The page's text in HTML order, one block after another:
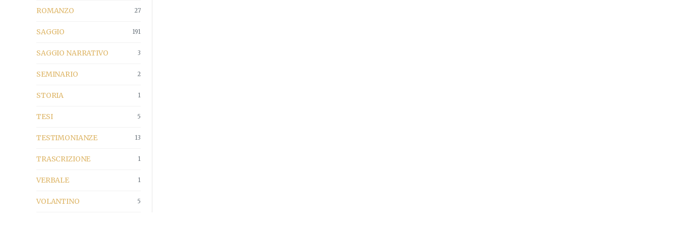
ROMANZO 27
SAGGIO 191
SAGGIO NARRATIVO 3
SEMINARIO 2
STORIA 1
TESI 5
TESTIMONIANZE 13
TRASCRIZIONE 1
VERBALE 1
VOLANTINO 5